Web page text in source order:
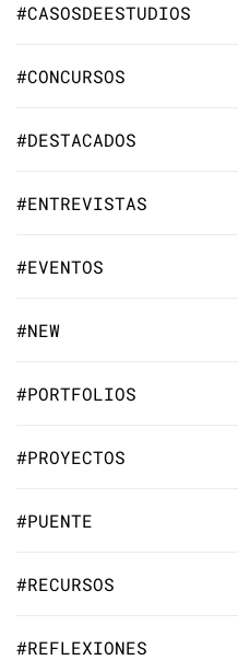
#CASOSDEESTUDIOS
#CONCURSOS
#DESTACADOS
#ENTREVISTAS
#EVENTOS
#NEW
#PORTFOLIOS
#PROYECTOS
#PUENTE
#RECURSOS
#REFLEXIONES